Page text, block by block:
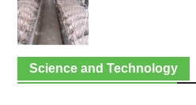
Science and Technology